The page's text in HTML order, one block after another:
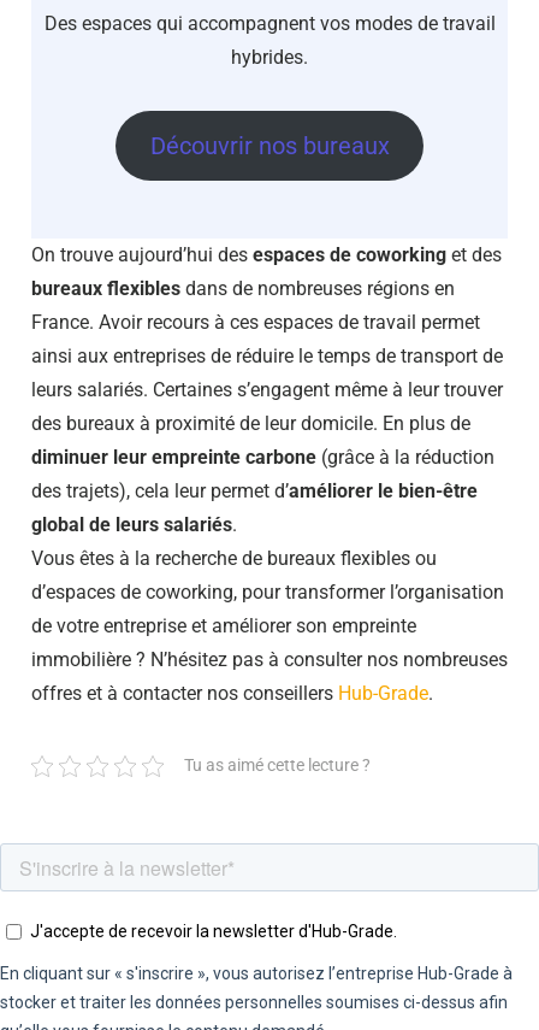
Des espaces qui accompagnent vos modes de travail
hybrides.
Découvrir nos bureaux
On trouve aujourd’hui des espaces de coworking et des
bureaux flexibles dans de nombreuses régions en
France. Avoir recours à ces espaces de travail permet
ainsi aux entreprises de réduire le temps de transport de
leurs salariés. Certaines s’engagent même à leur trouver
des bureaux à proximité de leur domicile. En plus de
diminuer leur empreinte carbone (grâce à la réduction
des trajets), cela leur permet d’améliorer le bien-être
global de leurs salariés.
Vous êtes à la recherche de bureaux flexibles ou
d’espaces de coworking, pour transformer l’organisation
de votre entreprise et améliorer son empreinte
immobilière ? N’hésitez pas à consulter nos nombreuses
offres et à contacter nos conseillers Hub-Grade.
Tu as aimé cette lecture ?